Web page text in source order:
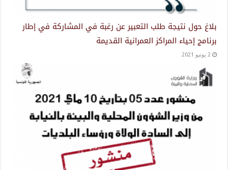
بلاغ حول نتيجة طلب التعبير عن رغبة في المشاركة في إطار
برنامج إحياء المراكز العمرانية القديمة
2 يونيو 2021